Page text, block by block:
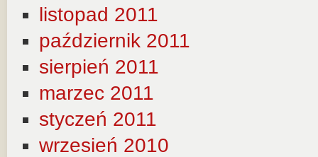
listopad 2011
październik 2011
sierpień 2011
marzec 2011
styczeń 2011
wrzesień 2010